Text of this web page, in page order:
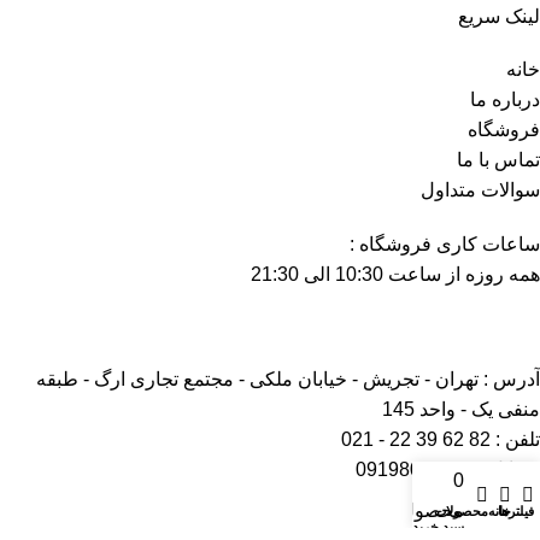
لینک سریع
خانه
درباره ما
فروشگاه
تماس با ما
سوالات متداول
ساعات کاری فروشگاه :
همه روزه از ساعت 10:30 الی 21:30
آدرس : تهران - تجریش - خیابان ملکی - مجتمع تجاری ارگ - طبقه
منفی یک - واحد 145
تلفن : 82 62 39 22 - 021
فیلترهاخانهمحصولات
0
محصول
سبد خرید